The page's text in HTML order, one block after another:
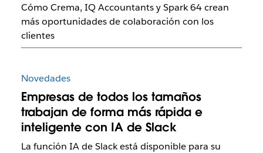
Cómo Crema, IQ Accountants y Spark 64 crean
más oportunidades de colaboración con los
clientes
Novedades
Empresas de todos los tamaños
trabajan de forma más rápida e
inteligente con IA de Slack
La función IA de Slack está disponible para su